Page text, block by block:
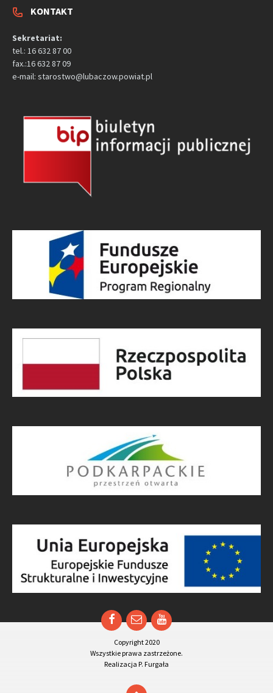
KONTAKT
Sekretariat:
tel.: 16 632 87 00
fax.:16 632 87 09
e-mail: starostwo@lubaczow.powiat.pl
Facebook
EmailYouTube
Copyright 2020
Wszystkie prawa zastrzeżone.
Realizacja P. Furgała